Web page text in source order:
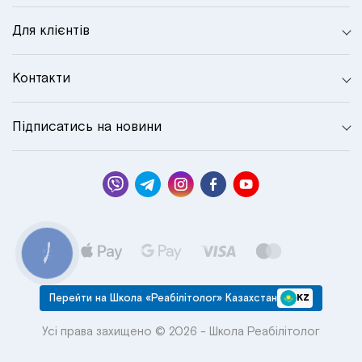
Для клієнтів
Контакти
Підписатись на новини
Перейти на Школа «Реабілітолог» Казахстан KZ
Усі права захищено © 2026 - Школа Реабілітолог
КНОПКА
СВЯЗИ